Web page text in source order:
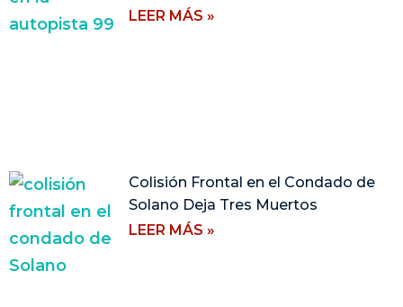
LEER MÁS »
Colisión Frontal en el Condado de
Solano Deja Tres Muertos
LEER MÁS »